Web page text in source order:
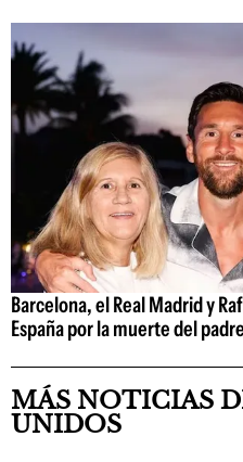
Barcelona, el Real Madrid y
España por la muerte del
MÁS NOTICIAS
UNIDOS